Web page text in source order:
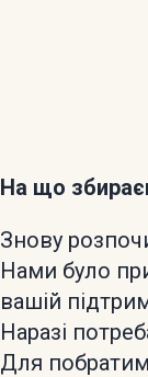
На що
Знову
Нами було
вашій
Наразі
Для